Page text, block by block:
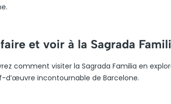
et voir à la Sagrada
comment visiter la Sagrada Familia en
d’œuvre incontournable de Barcelone.